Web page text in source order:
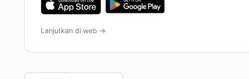
Lanjutkan di web →